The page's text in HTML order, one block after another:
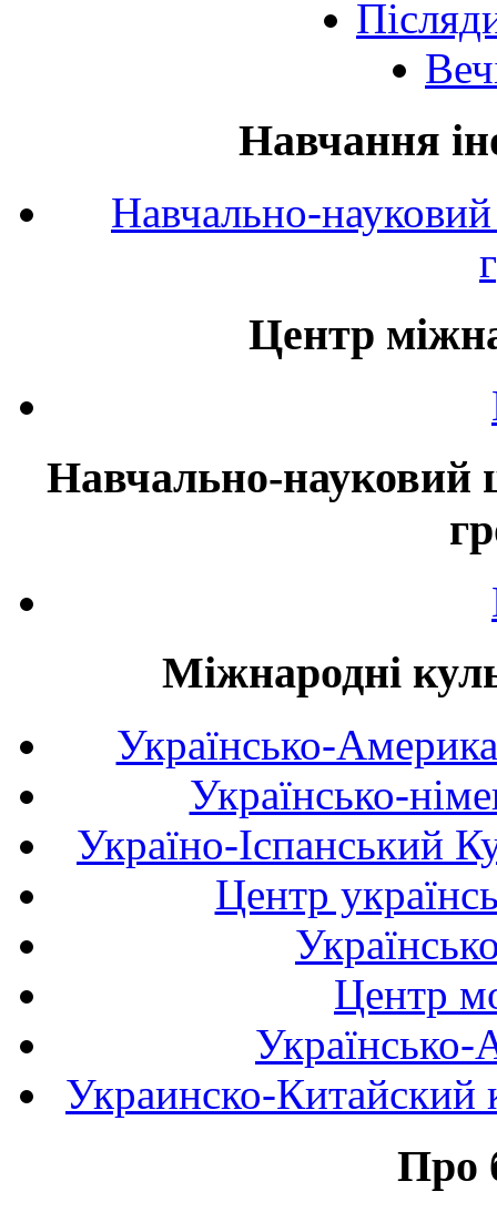
Навчання
Навчально-
Центр
Навчально-науковий
Міжнародні
Українсько-
Українсько-
Україно-Іспанський
Центр
Центр
Українсько-
Украинско-Китайский
Про